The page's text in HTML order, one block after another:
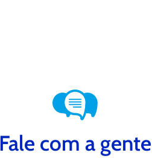
Fale com a gente